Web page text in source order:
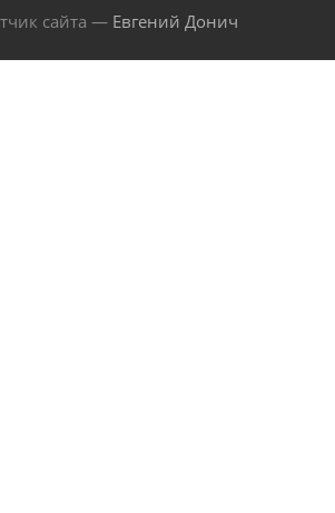
сайта — Евгений Донич